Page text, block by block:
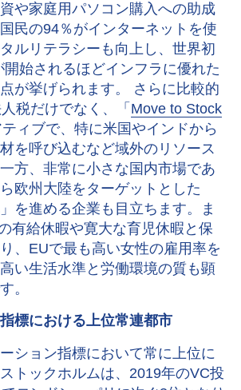
や家庭用パソコン購入への助成
民の94％がインターネットを使
ルリテラシーも向上し、世界初
始されるほどインフラに優れた
が挙げられます。 さらに比較的
税だけでなく、「 Move to Stock
ティブで、特に米国やインドから
を呼び込むなど域外のリソース
方、非常に小さな国内市場であ
欧州大陸をターゲットとした
を進める企業も目立ちます。ま
有給休暇や寛大な育児休暇と保
、EUで最も高い女性の雇用率を
い生活水準と労働環境の質も顕
。
標における上位常連都市
ション指標において常に上位に
トックホルムは、2019年のVC投